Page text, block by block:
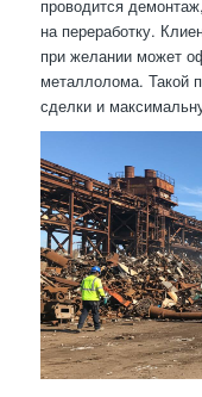
проводится
на переработку.
при желании может
металлолома. Такой
сделки и